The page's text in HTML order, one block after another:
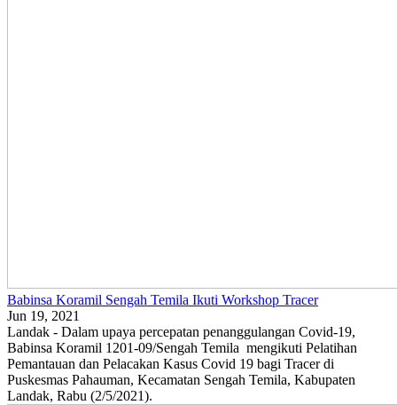
Babinsa Koramil Sengah Temila Ikuti Workshop Tracer
Jun 19, 2021
Landak - Dalam upaya percepatan penanggulangan Covid-19,
Babinsa Koramil 1201-09/Sengah Temila mengikuti Pelatihan
Pemantauan dan Pelacakan Kasus Covid 19 bagi Tracer di
Puskesmas Pahauman, Kecamatan Sengah Temila, Kabupaten
Landak, Rabu (2/5/2021).